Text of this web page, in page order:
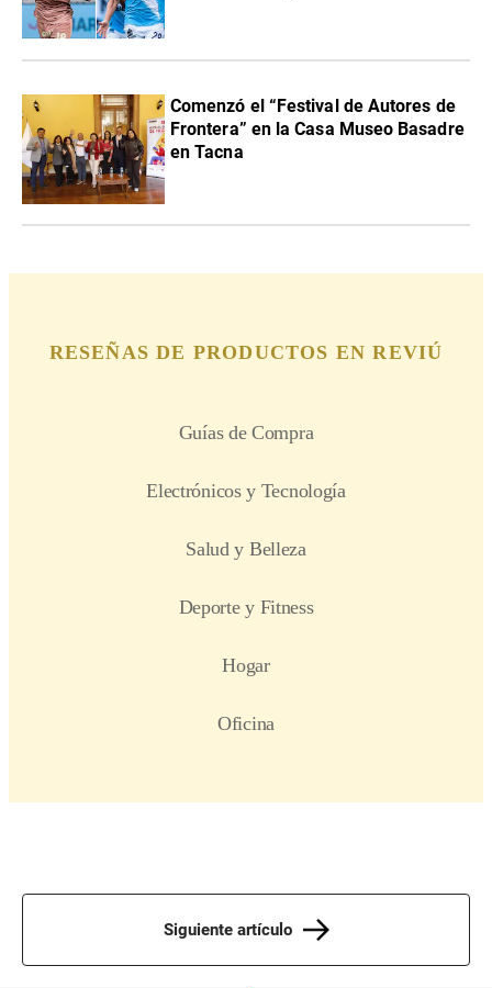
Comenzó el “Festival de Autores de
Frontera” en la Casa Museo Basadre
en Tacna
Siguiente artículo